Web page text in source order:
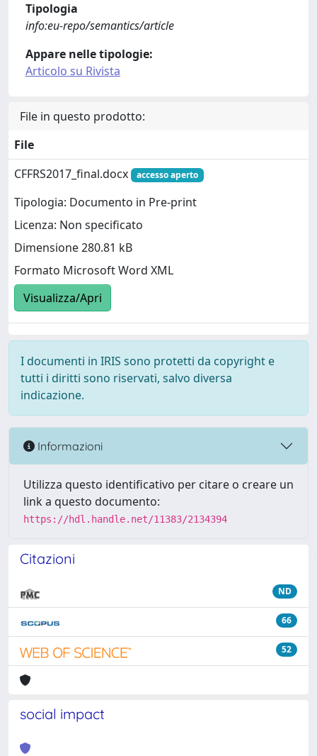
Tipologia
info:eu-repo/semantics/article
Appare nelle tipologie:
Articolo su Rivista
File in questo prodotto:
File
CFFRS2017_final.docx
accesso aperto
Tipologia: Documento in Pre-print
Licenza: Non specificato
Dimensione 280.81 kB
Formato Microsoft Word XML
Visualizza/Apri
I documenti in IRIS sono protetti da copyright e
tutti i diritti sono riservati, salvo diversa
indicazione.
Informazioni
Utilizza questo identificativo per citare o creare un
link a questo documento:
https://hdl.handle.net/11383/2134394
Citazioni
ND
66
52
social impact